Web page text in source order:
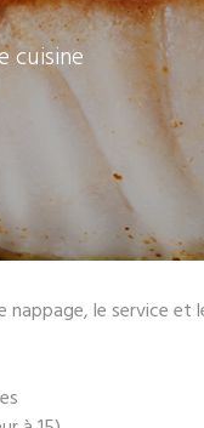
cuisine
le service et